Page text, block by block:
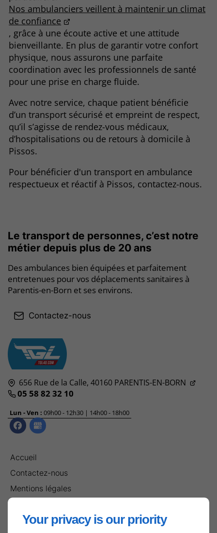
Your privacy is our priority
Nos ambulanciers veillent à maintenir un climat
de confiance
, grâce à une écoute active et une attitude
bienveillante. En plus de garantir votre confort
physique, nous assurons une parfaite
coordination avec les professionnels de santé
pour une prise en charge fluide.
Avec notre service, chaque patient bénéficie
d’un transport sécurisé et empreint de respect,
qu’il s’agisse de rendez-vous médicaux,
d’hospitalisations ou de retours à domicile à
Pissos.
Pour bénéficier d'un transport en ambulance
respectueux et réactif à Pissos, contactez-nous.
656 Rue de la Calle, 40160 PARENTIS-EN-BORN
05 58 82 32 10
Lun - Ven : 09h00 - 12h30 | 14h00 - 18h00
Accueil
Contactez-nous
Mentions légales
Le transport de personnes, c’est notre
métier depuis plus de 20 ans
Des ambulances bien équipées et parfaitement
entretenues pour vos déplacements sanitaires à
Parentis-en-Born et ses environs.
Contactez-nous